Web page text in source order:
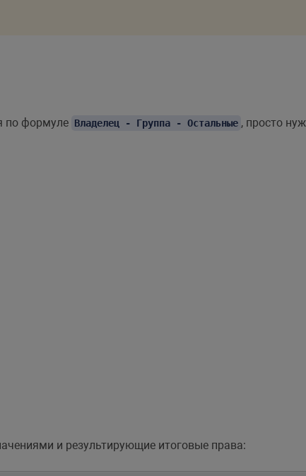
по формуле Владелец - Группа - Остальные , просто
и результирующие итоговые права: